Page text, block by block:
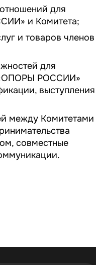
для
и Комитета;
и товаров членов
для
РОССИИ»
выступления
между Комитетами
совместные